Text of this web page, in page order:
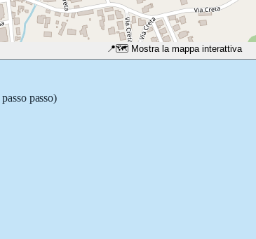
📍🗺️ Mostra la mappa interattiva
passo)